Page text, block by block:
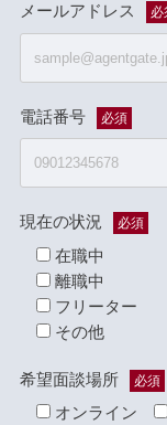
メールアドレス 必
電話番号 必須
現在の状況 必須
在職中
離職中
フリーター
その他
希望面談場所 必須
オンライン